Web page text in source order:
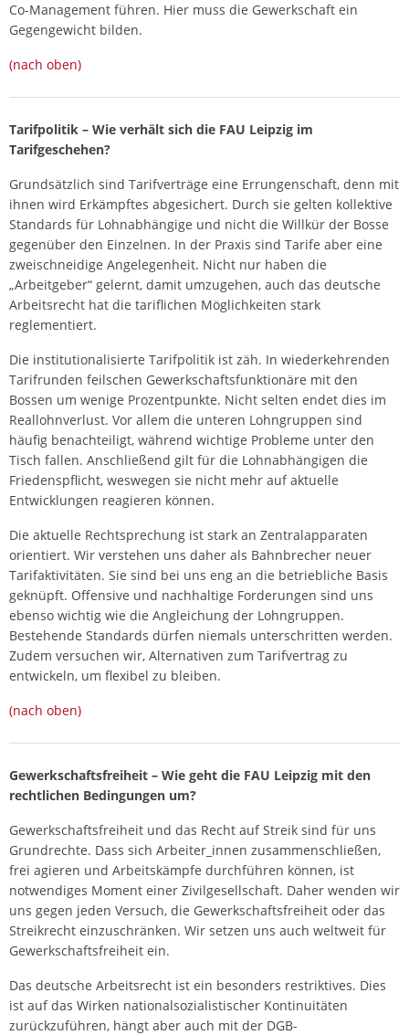
Co-Management führen. Hier muss die Gewerkschaft ein
Gegengewicht bilden.
(nach oben)
Tarifpolitik – Wie verhält sich die FAU Leipzig im
Tarifgeschehen?
Grundsätzlich sind Tarifverträge eine Errungenschaft, denn mit
ihnen wird Erkämpftes abgesichert. Durch sie gelten kollektive
Standards für Lohnabhängige und nicht die Willkür der Bosse
gegenüber den Einzelnen. In der Praxis sind Tarife aber eine
zweischneidige Angelegenheit. Nicht nur haben die
„Arbeitgeber“ gelernt, damit umzugehen, auch das deutsche
Arbeitsrecht hat die tariflichen Möglichkeiten stark
reglementiert.
Die institutionalisierte Tarifpolitik ist zäh. In wiederkehrenden
Tarifrunden feilschen Gewerkschaftsfunktionäre mit den
Bossen um wenige Prozentpunkte. Nicht selten endet dies im
Reallohnverlust. Vor allem die unteren Lohngruppen sind
häufig benachteiligt, während wichtige Probleme unter den
Tisch fallen. Anschließend gilt für die Lohnabhängigen die
Friedenspflicht, weswegen sie nicht mehr auf aktuelle
Entwicklungen reagieren können.
Die aktuelle Rechtsprechung ist stark an Zentralapparaten
orientiert. Wir verstehen uns daher als Bahnbrecher neuer
Tarifaktivitäten. Sie sind bei uns eng an die betriebliche Basis
geknüpft. Offensive und nachhaltige Forderungen sind uns
ebenso wichtig wie die Angleichung der Lohngruppen.
Bestehende Standards dürfen niemals unterschritten werden.
Zudem versuchen wir, Alternativen zum Tarifvertrag zu
entwickeln, um flexibel zu bleiben.
(nach oben)
Gewerkschaftsfreiheit – Wie geht die FAU Leipzig mit den
rechtlichen Bedingungen um?
Gewerkschaftsfreiheit und das Recht auf Streik sind für uns
Grundrechte. Dass sich Arbeiter_innen zusammenschließen,
frei agieren und Arbeitskämpfe durchführen können, ist
notwendiges Moment einer Zivilgesellschaft. Daher wenden wir
uns gegen jeden Versuch, die Gewerkschaftsfreiheit oder das
Streikrecht einzuschränken. Wir setzen uns auch weltweit für
Gewerkschaftsfreiheit ein.
Das deutsche Arbeitsrecht ist ein besonders restriktives. Dies
ist auf das Wirken nationalsozialistischer Kontinuitäten
zurückzuführen, hängt aber auch mit der DGB-